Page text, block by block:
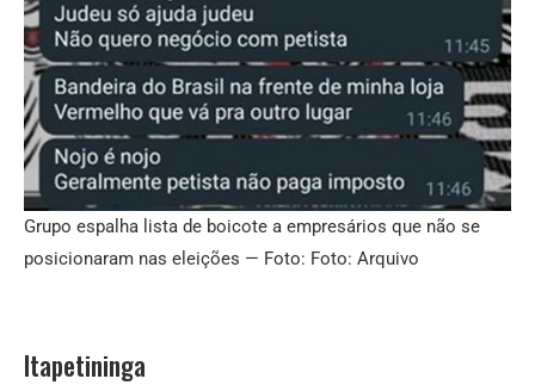
Grupo espalha lista de boicote a empresários que não se
posicionaram nas eleições — Foto: Foto: Arquivo
Itapetininga